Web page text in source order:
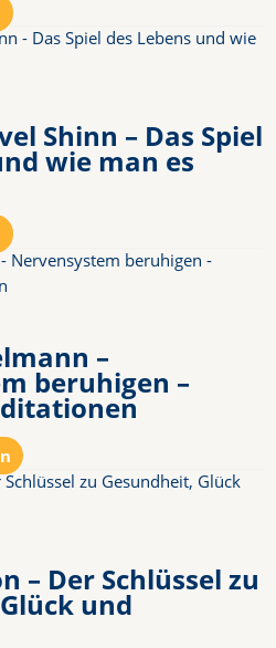
Shinn – Das Spiel
wie man es
–
beruhigen –
– Der Schlüssel zu
und